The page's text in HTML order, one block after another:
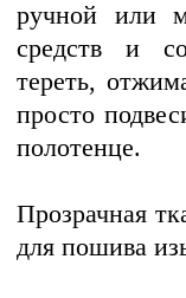
ручной или
средств и
тереть,
просто
полотенце.
Прозрачная
для пошива